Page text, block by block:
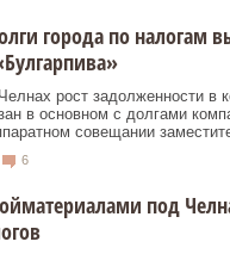
города по налогам
рост задолженности в
в основном с долгами
совещании
6
под